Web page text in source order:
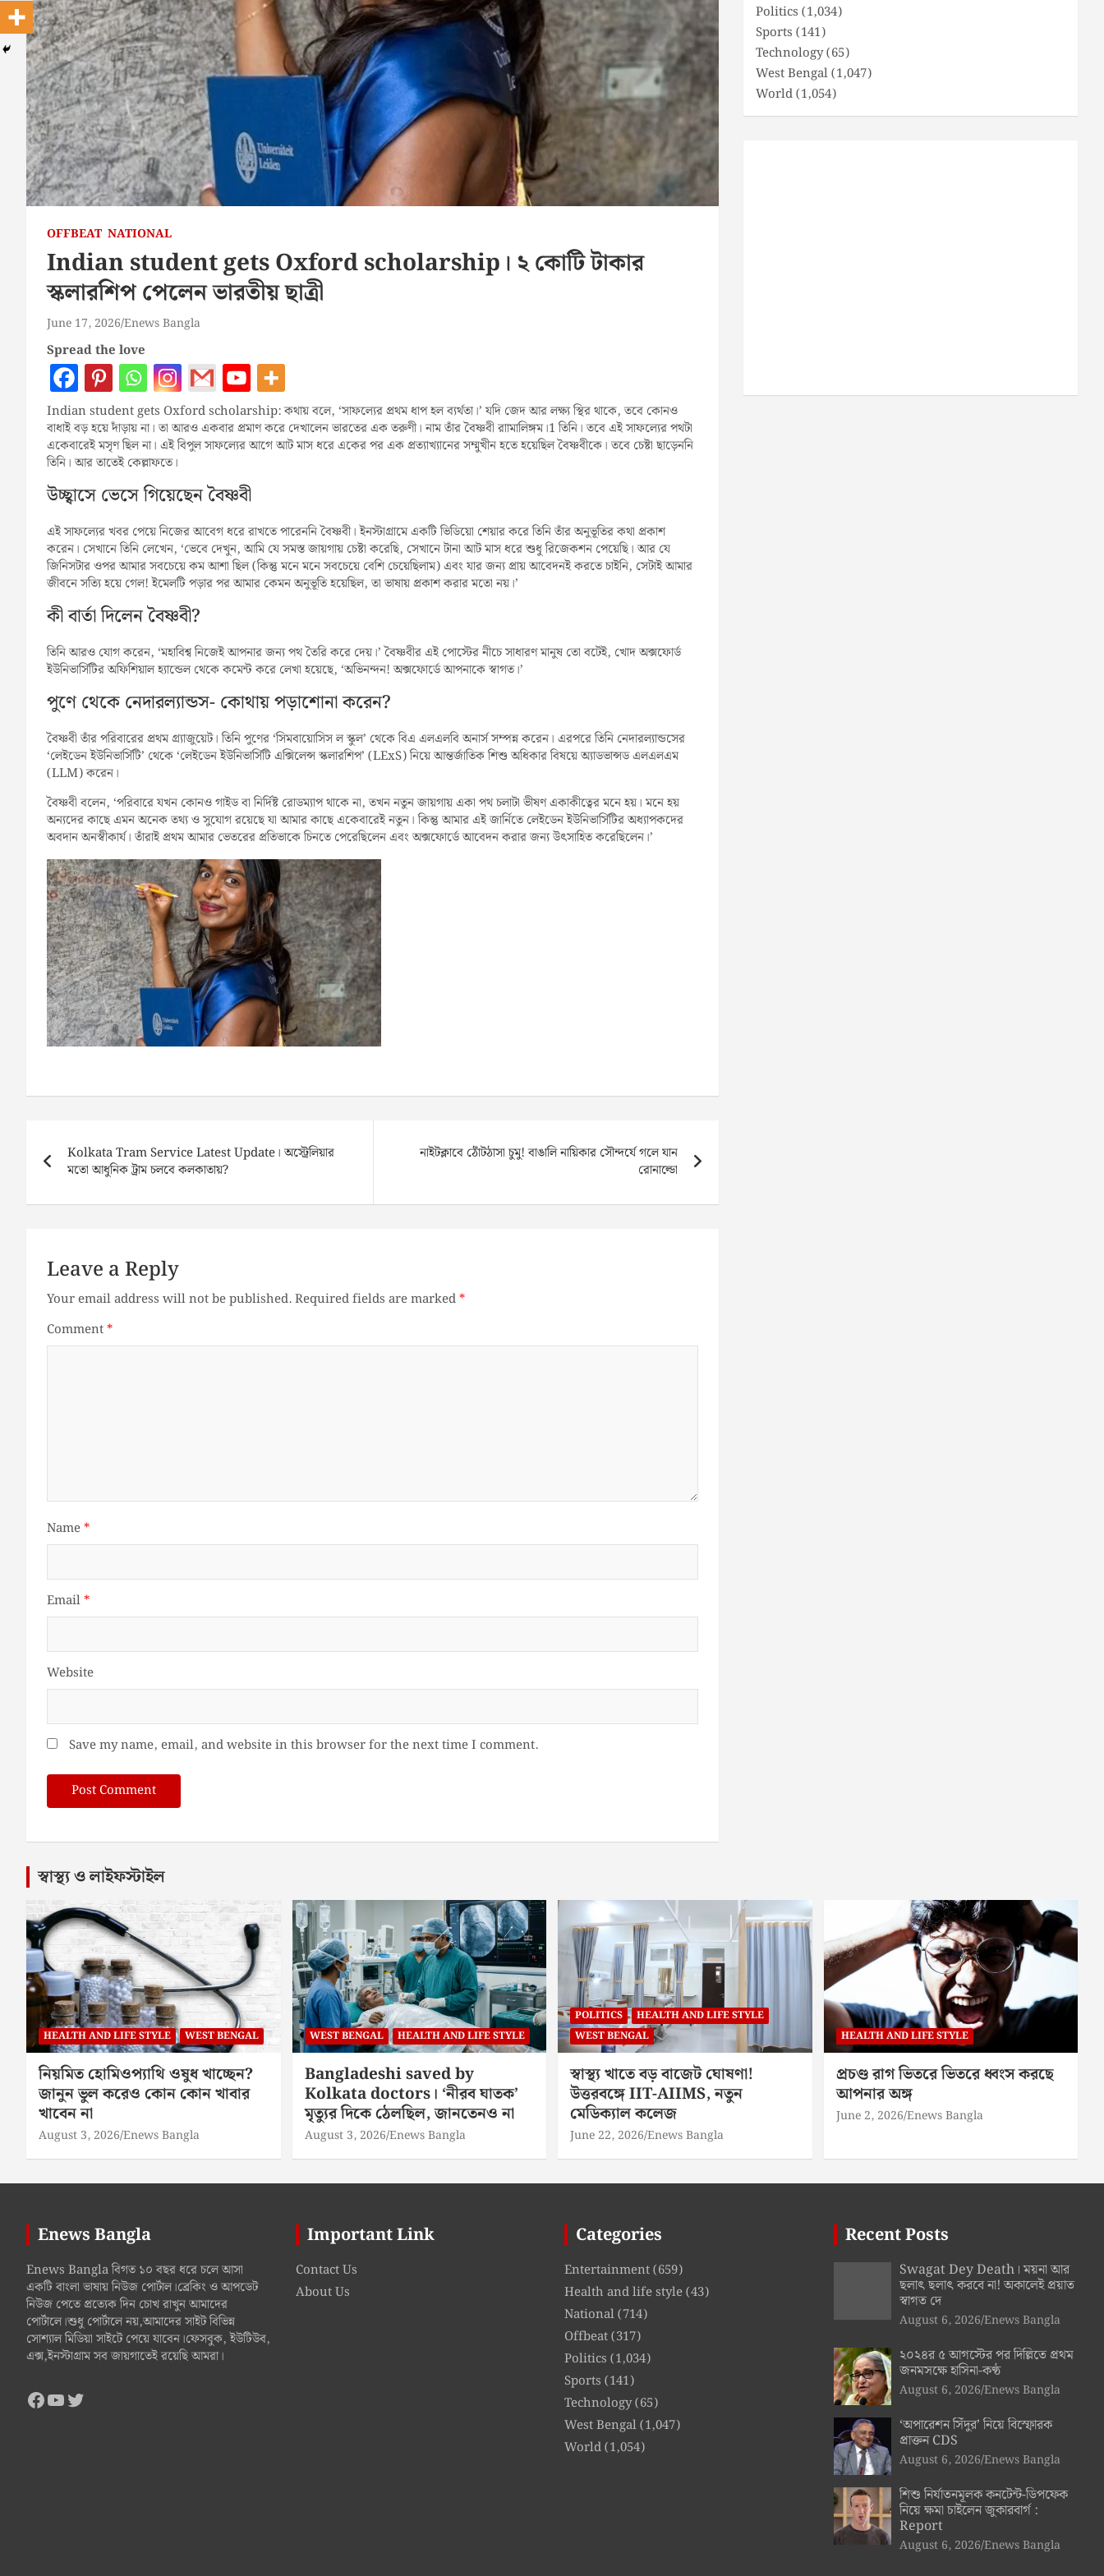
OFFBEAT NATIONAL
Indian student gets Oxford scholarship। ২ কোটি টাকার
স্কলারশিপ পেলেন ভারতীয় ছাত্রী
June 17, 2026 Enews Bangla
Spread the love
Indian student gets Oxford scholarship: কথায় বলে, ‘সাফল্যের প্রথম ধাপ হল ব্যর্থতা।’ যদি জেদ আর লক্ষ্য স্থির থাকে, তবে কোনও
বাধাই বড় হয়ে দাঁড়ায় না। তা আরও একবার প্রমাণ করে দেখালেন ভারতের এক তরুণী। নাম তাঁর বৈষ্ণবী রাামালিঙ্গম।1 তিনি। তবে এই সাফল্যের পথটা
একেবারেই মসৃণ ছিল না। এই বিপুল সাফল্যের আগে আট মাস ধরে একের পর এক প্রত্যাখ্যানের সম্মুখীন হতে হয়েছিল বৈষ্ণবীকে। তবে চেষ্টা ছাড়েননি
তিনি। আর তাতেই কেল্লাফতে।
উচ্ছ্বাসে ভেসে গিয়েছেন বৈষ্ণবী
এই সাফল্যের খবর পেয়ে নিজের আবেগ ধরে রাখতে পারেননি বৈষ্ণবী। ইনস্টাগ্রামে একটি ভিডিয়ো শেয়ার করে তিনি তাঁর অনুভূতির কথা প্রকাশ
করেন। সেখানে তিনি লেখেন, ‘ভেবে দেখুন, আমি যে সমস্ত জায়গায় চেষ্টা করেছি, সেখানে টানা আট মাস ধরে শুধু রিজেকশন পেয়েছি। আর যে
জিনিসটার ওপর আমার সবচেয়ে কম আশা ছিল (কিন্তু মনে মনে সবচেয়ে বেশি চেয়েছিলাম) এবং যার জন্য প্রায় আবেদনই করতে চাইনি, সেটাই আমার
জীবনে সত্যি হয়ে গেল! ইমেলটি পড়ার পর আমার কেমন অনুভূতি হয়েছিল, তা ভাষায় প্রকাশ করার মতো নয়।’
কী বার্তা দিলেন বৈষ্ণবী?
তিনি আরও যোগ করেন, ‘মহাবিশ্ব নিজেই আপনার জন্য পথ তৈরি করে দেয়।’ বৈষ্ণবীর এই পোস্টের নীচে সাধারণ মানুষ তো বটেই, খোদ অক্সফোর্ড
ইউনিভার্সিটির অফিশিয়াল হ্যান্ডেল থেকে কমেন্ট করে লেখা হয়েছে, ‘অভিনন্দন! অক্সফোর্ডে আপনাকে স্বাগত।’
পুণে থেকে নেদারল্যান্ডস- কোথায় পড়াশোনা করেন?
বৈষ্ণবী তাঁর পরিবারের প্রথম গ্র্যাজুয়েট। তিনি পুণের ‘সিমবায়োসিস ল স্কুল’ থেকে বিএ এলএলবি অনার্স সম্পন্ন করেন। এরপরে তিনি নেদারল্যান্ডসের
‘লেইডেন ইউনিভার্সিটি’ থেকে ‘লেইডেন ইউনিভার্সিটি এক্সিলেন্স স্কলারশিপ’ (LExS) নিয়ে আন্তর্জাতিক শিশু অধিকার বিষয়ে অ্যাডভান্সড এলএলএম
(LLM) করেন।
বৈষ্ণবী বলেন, ‘পরিবারে যখন কোনও গাইড বা নির্দিষ্ট রোডম্যাপ থাকে না, তখন নতুন জায়গায় একা পথ চলাটা ভীষণ একাকীত্বের মনে হয়। মনে হয়
অন্যদের কাছে এমন অনেক তথ্য ও সুযোগ রয়েছে যা আমার কাছে একেবারেই নতুন। কিন্তু আমার এই জার্নিতে লেইডেন ইউনিভার্সিটির অধ্যাপকদের
অবদান অনস্বীকার্য। তাঁরাই প্রথম আমার ভেতরের প্রতিভাকে চিনতে পেরেছিলেন এবং অক্সফোর্ডে আবেদন করার জন্য উৎসাহিত করেছিলেন।’
navigation
Kolkata Tram Service Latest Update। অস্ট্রেলিয়ার
মতো আধুনিক ট্রাম চলবে কলকাতায়?
নাইটক্লাবে ঠোঁটঠাসা চুমু! বাঙালি নায়িকার সৌন্দর্যে গলে যান
রোনাল্ডো
Leave a Reply
Your email address will not be published.Required fields are marked*
Comment*
Name*
Email*
Website
Save my name, email, and website in this browser for the next time I comment.
Politics (1,034)
Sports (141)
Technology(65)
West Bengal(1,047)
World(1,054)
স্বাস্থ্য ও লাইফস্টাইল
HEALTH AND LIFE STYLE WEST BENGAL
নিয়মিত হোমিওপ্যাথি ওষুধ খাচ্ছেন?
জানুন ভুল করেও কোন কোন খাবার
খাবেন না
August 3, 2026 Enews Bangla
WEST BENGAL HEALTH AND LIFE STYLE
Bangladeshi saved by
Kolkata doctors। ‘নীরব ঘাতক’
মৃত্যুর দিকে ঠেলছিল, জানতেনও না
August 3, 2026 Enews Bangla
POLITICS
HEALTH AND LIFE STYLE
WEST BENGAL
স্বাস্থ্য খাতে বড় বাজেট ঘোষণা!
উত্তরবঙ্গে IIT-AIIMS, নতুন
মেডিক্যাল কলেজ
June 22, 2026 Enews Bangla
HEALTH AND LIFE STYLE
প্রচণ্ড রাগ ভিতরে ভিতরে ধ্বংস করছে
আপনার অঙ্গ
June 2, 2026 Enews Bangla
Enews Bangla
Enews Bangla বিগত ১০ বছর ধরে চলে আসা
একটি বাংলা ভাষায় নিউজ পোর্টাল।ব্রেকিং ও আপডেট
নিউজ পেতে প্রত্যেক দিন চোখ রাখুন আমাদের
পোর্টালে।শুধু পোর্টালে নয়,আমাদের সাইট বিভিন্ন
সোশ্যাল মিডিয়া সাইটে পেয়ে যাবেন।ফেসবুক, ইউটিউব,
এক্স,ইনস্টাগ্রাম সব জায়গাতেই রয়েছি আমরা।
Facebook
YouTube
Twitter
Important Link
Contact Us
About Us
Categories
Entertainment(659)
Health and life style(43)
National(714)
Offbeat(317)
Politics (1,034)
Sports (141)
Technology(65)
West Bengal(1,047)
World(1,054)
Recent Posts
Swagat Dey Death। ময়না আর
ছলাৎ ছলাৎ করবে না! অকালেই প্রয়াত
স্বাগত দে
August 6, 2026 Enews Bangla
২০২৪র ৫ আগস্টের পর দিল্লিতে প্রথম
জনমসক্ষে হাসিনা-কণ্ঠ
August 6, 2026 Enews Bangla
‘অপারেশন সিঁদুর’ নিয়ে বিস্ফোরক
প্রাক্তন CDS
August 6, 2026 Enews Bangla
শিশু নির্যাতনমূলক কনটেন্ট-ডিপফেক
নিয়ে ক্ষমা চাইলেন জুকারবার্গ :
Report
August 6, 2026 Enews Bangla